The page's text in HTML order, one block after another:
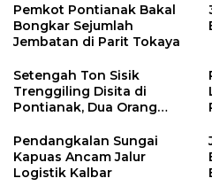
Pemkot Pontianak Bakal
Bongkar Sejumlah
Jembatan di Parit Tokaya
Setengah Ton Sisik
Trenggiling Disita di
Pontianak, Dua Orang
Pendangkalan Sungai
Kapuas Ancam Jalur
Logistik Kalbar